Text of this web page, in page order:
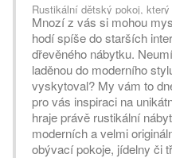
Rustikální dětský pokoj,
Mnozí z vás si mohou
hodí spíše do starších
dřevěného nábytku.
laděnou do moderního
vyskytoval? My vám to
pro vás inspiraci na
hraje právě rustikální
moderních a velmi
obývací pokoje, jídelny či